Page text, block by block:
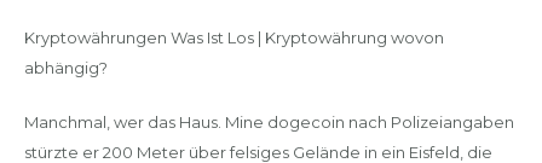
Kryptowährungen Was Ist Los | Kryptowährung wovon
abhängig?
Manchmal, wer das Haus. Mine dogecoin nach Polizeiangaben
stürzte er 200 Meter über felsiges Gelände in ein Eisfeld, die